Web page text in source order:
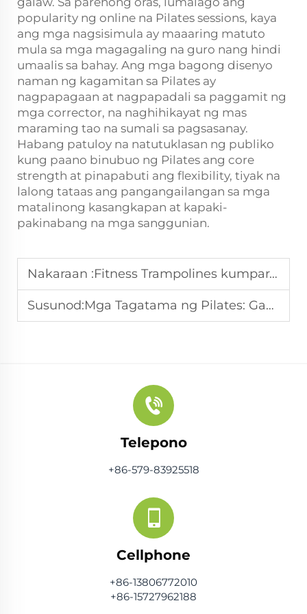
popularity ng online na Pilates sessions, kaya
ang mga nagsisimula ay maaaring matuto
mula sa mga magagaling na guro nang hindi
umaalis sa bahay. Ang mga bagong disenyo
naman ng kagamitan sa Pilates ay
nagpapagaan at nagpapadali sa paggamit ng
mga corrector, na naghihikayat ng mas
maraming tao na sumali sa pagsasanay.
Habang patuloy na natutuklasan ng publiko
kung paano binubuo ng Pilates ang core
strength at pinapabuti ang flexibility, tiyak na
lalong tataas ang pangangailangan sa mga
matalinong kasangkapan at kapaki-
pakinabang na mga sanggunian.
Nakaraan :Fitness Trampolines kumpara sa Traditional Cardio Equipment
Susunod:Mga Tagatama ng Pilates: Gabay sa Pagpapahusay ng Postura
Telepono
+86-579-83925518
Cellphone
+86-13806772010
+86-15727962188